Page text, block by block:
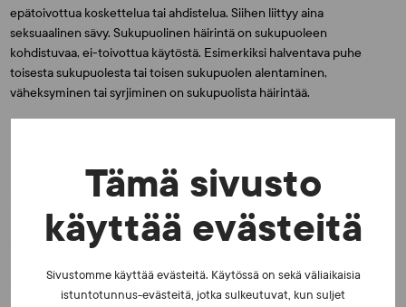
Tämä sivusto
käyttää evästeitä
Sivustomme käyttää evästeitä. Käytössä on sekä väliaikaisia
istuntotunnus-evästeitä, jotka sulkeutuvat, kun suljet
epätoivottua koskettelua tai ahdistelua. Siihen liittyy aina
seksuaalinen sävy. Sukupuolinen häirintä on sukupuoleen
kohdistuvaa, ei-toivottua käytöstä. Esimerkiksi halventava puhe
toisesta sukupuolesta tai toisen sukupuolen alentaminen,
väheksyminen tai syrjiminen on sukupuolista häirintää.
Susanna Sokka
SUEK – viestintäpäällikkö